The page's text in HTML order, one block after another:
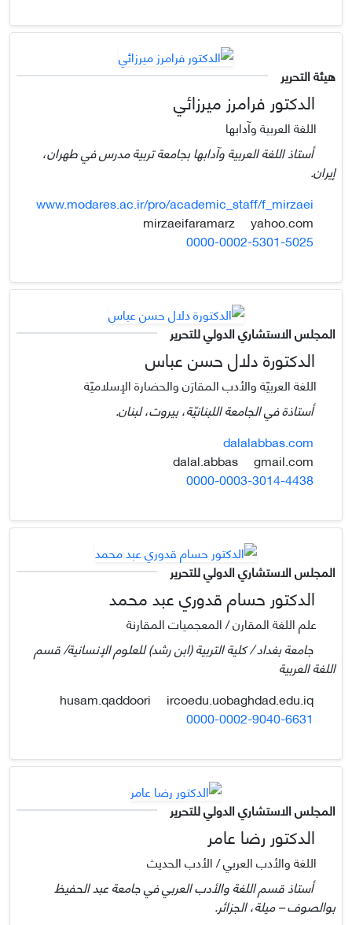
هيئة التحرير
الدكتور فرامرز ميرزائي
اللغة العربية وآدابها
أستاذ اللغة العربية وآدابها بجامعة تربية مدرس في طهران،
إيران.
www.modares.ac.ir/pro/academic_staff/f_mirzaei
yahoo.com
0000-0002-5301-5025
المجلس الاستشاري الدولي للتحرير
الدكتورة دلال حسن عباس
اللغة العربيّة والأدب المقارَن والحضارة الإسلاميّة
أستاذة في الجامعة اللبنانيّة، بيروت، لبنان.
dalalabbas.com
gmail.com
0000-0003-3014-4438
المجلس الاستشاري الدولي للتحرير
الدكتور حسام قدوري عبد محمد
علم اللغة المقارن / المعجميات المقارنة
جامعة بغداد / كلية التربية (ابن رشد) للعلوم الإنسانية/ قسم
اللغة العربية
ircoedu.uobaghdad.edu.iq
0000-0002-9040-6631
المجلس الاستشاري الدولي للتحرير
الدكتور رضا عامر
اللغة والأدب العربي / الأدب الحديث
أستاذ قسم اللغة والأدب العربي في جامعة عبد الحفيظ
بوالصوف – ميلة، الجزائر.